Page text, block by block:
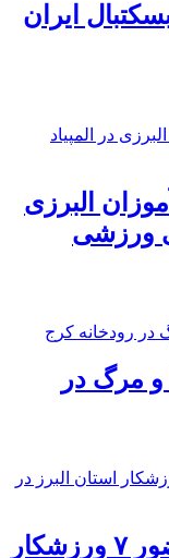
ایران
البرزی
ورزشی
و مرگ در
۲ مدال برنز نتیجه حضور ۷ ورزشکار